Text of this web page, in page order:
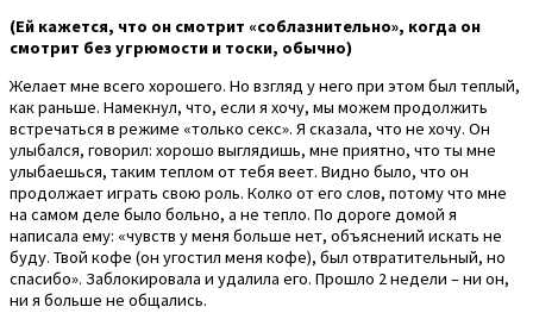
(Ей кажется, что он смотрит «соблазнительно», когда он
смотрит без угрюмости и тоски, обычно)
Желает мне всего хорошего. Но взгляд у него при этом был теплый,
как раньше. Намекнул, что, если я хочу, мы можем продолжить
встречаться в режиме «только секс». Я сказала, что не хочу. Он
улыбался, говорил: хорошо выглядишь, мне приятно, что ты мне
улыбаешься, таким теплом от тебя веет. Видно было, что он
продолжает играть свою роль. Колко от его слов, потому что мне
на самом деле было больно, а не тепло. По дороге домой я
написала ему: «чувств у меня больше нет, объяснений искать не
буду. Твой кофе (он угостил меня кофе), был отвратительный, но
спасибо». Заблокировала и удалила его. Прошло 2 недели – ни он,
ни я больше не общались.